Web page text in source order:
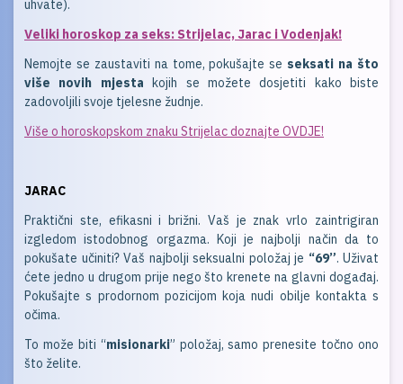
uhvate).
Veliki horoskop za seks: Strijelac, Jarac i Vodenjak!
Nemojte se zaustaviti na tome, pokušajte se seksati na što
više novih mjesta kojih se možete dosjetiti kako biste
zadovoljili svoje tjelesne žudnje.
Više o horoskopskom znaku Strijelac doznajte OVDJE!
JARAC
Praktični ste, efikasni i brižni. Vaš je znak vrlo zaintrigiran
izgledom istodobnog orgazma. Koji je najbolji način da to
pokušate učiniti? Vaš najbolji seksualni položaj je “69”. Uživat
ćete jedno u drugom prije nego što krenete na glavni događaj.
Pokušajte s prodornom pozicijom koja nudi obilje kontakta s
očima.
To može biti “misionarki” položaj, samo prenesite točno ono
što želite.